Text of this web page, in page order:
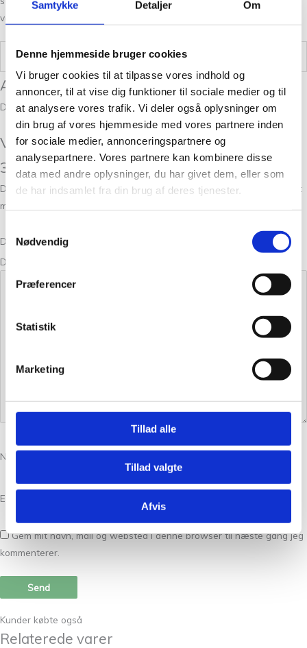
Samtykke Detaljer Om
Denne hjemmeside bruger cookies
Vi bruger cookies til at tilpasse vores indhold og
annoncer, til at vise dig funktioner til sociale medier og til
at analysere vores trafik. Vi deler også oplysninger om
din brug af vores hjemmeside med vores partnere inden
for sociale medier, annonceringspartnere og
analysepartnere. Vores partnere kan kombinere disse
data med andre oplysninger, du har givet dem, eller som
de har indsamlet fra din brug af deres tjenester.
Nødvendig
Præferencer
Statistik
Marketing
Tillad alle
Tillad valgte
Afvis
vej med dine fremtidige strikkeeventyr.
Vægt 0,05 kg
Anmeldelser
Der er endnu ikke nogle anmeldelser.
Vær den første til at anmelde “Tilia Sakura
321”
Din e-mailadresse vil ikke blive publiceret. Krævede felter er markeret
med
Din bedømmelse
Din anmeldelse
Navn
E-mail
Gem mit navn, mail og websted i denne browser til næste gang jeg
kommenterer.
Kunder købte også
Relaterede varer